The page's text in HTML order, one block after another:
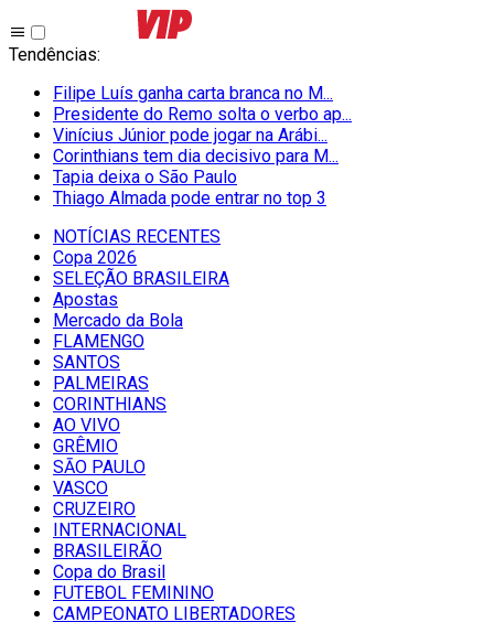
Tendências:
Filipe Luís ganha carta branca no M...
Presidente do Remo solta o verbo ap...
Vinícius Júnior pode jogar na Arábi...
Corinthians tem dia decisivo para M...
Tapia deixa o São Paulo
Thiago Almada pode entrar no top 3
NOTÍCIAS RECENTES
Copa 2026
SELEÇÃO BRASILEIRA
Apostas
Mercado da Bola
FLAMENGO
SANTOS
PALMEIRAS
CORINTHIANS
AO VIVO
GRÊMIO
SĀO PAULO
VASCO
CRUZEIRO
INTERNACIONAL
BRASILEIRÃO
Copa do Brasil
FUTEBOL FEMININO
CAMPEONATO LIBERTADORES